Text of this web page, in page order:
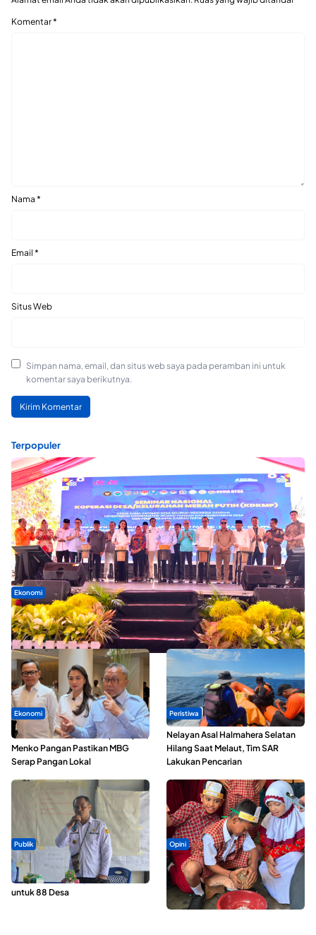
Komentar*
Nama *
Email *
Situs Web
Simpan nama, email, dan situs web saya pada peramban ini untuk
komentar saya berikutnya.
Terpopuler
Ekonomi
Seminar di Ternate, Mendes Perkuat Sinergi Percepatan
Kopdes Merah Putih
Ekonomi
SPPG di Maluku Utara Dipercepat,
Menko Pangan Pastikan MBG
Serap Pangan Lokal
Peristiwa
Nelayan Asal Halmahera Selatan
Hilang Saat Melaut, Tim SAR
Lakukan Pencarian
Publik
ABDESI Morotai Apresiasi
Penyaluran ADD Rp3,13 Miliar
untuk 88 Desa
Opini
Tak Sekadar Memarut Kelapa,
Kukuran Tongole Jadi Media
Belajar Etnosains